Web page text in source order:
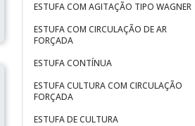
ESTUFA COM AGITAÇÃO TIPO WAGNER
ESTUFA COM CIRCULAÇÃO DE AR
FORÇADA
ESTUFA CONTÍNUA
ESTUFA CULTURA COM CIRCULAÇÃO
FORÇADA
ESTUFA DE CULTURA